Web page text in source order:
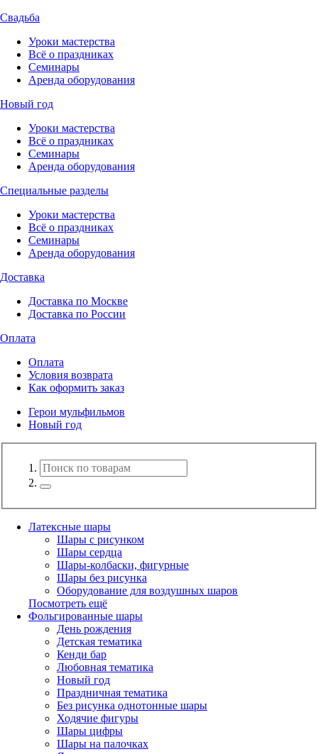
Свадьба
Уроки мастерства
Всё о праздниках
Семинары
Аренда оборудования
Новый год
Уроки мастерства
Всё о праздниках
Семинары
Аренда оборудования
Специальные разделы
Уроки мастерства
Всё о праздниках
Семинары
Аренда оборудования
Доставка
Доставка по Москве
Доставка по России
Оплата
Оплата
Условия возврата
Как оформить заказ
Герои мульфильмов
Новый год
Латексные шары
Шары с рисунком
Шары сердца
Шары-колбаски, фигурные
Шары без рисунка
Оборудование для воздушных шаров
Посмотреть ещё
Фольгированные шары
День рождения
Детская тематика
Кенди бар
Любовная тематика
Новый год
Праздничная тематика
Без рисунка однотонные шары
Ходячие фигуры
Шары цифры
Шары на палочках